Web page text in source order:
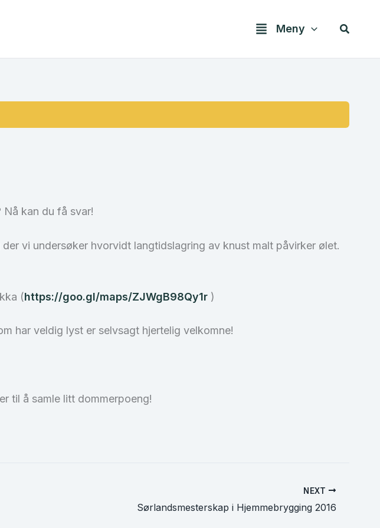
Meny Søk
Nå kan du få svar!
vi undersøker hvorvidt langtidslagring av knust malt påvirker ølet.
(https://goo.gl/maps/ZJWgB98Qy1r )
har veldig lyst er selvsagt hjertelig velkomne!
til å samle litt dommerpoeng!
NEXT
Sørlandsmesterskap i Hjemmebrygging 2016